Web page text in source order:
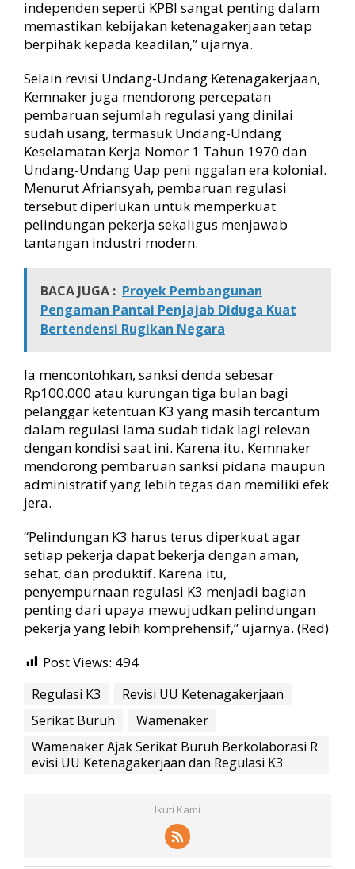
independen seperti KPBI sangat penting dalam
memastikan kebijakan ketenagakerjaan tetap
berpihak kepada keadilan,” ujarnya.
Selain revisi Undang-Undang Ketenagakerjaan,
Kemnaker juga mendorong percepatan
pembaruan sejumlah regulasi yang dinilai
sudah usang, termasuk Undang-Undang
Keselamatan Kerja Nomor 1 Tahun 1970 dan
Undang-Undang Uap peni nggalan era kolonial.
Menurut Afriansyah, pembaruan regulasi
tersebut diperlukan untuk memperkuat
pelindungan pekerja sekaligus menjawab
tantangan industri modern.
BACA JUGA : Proyek Pembangunan
Pengaman Pantai Penjajab Diduga Kuat
Bertendensi Rugikan Negara
Ia mencontohkan, sanksi denda sebesar
Rp100.000 atau kurungan tiga bulan bagi
pelanggar ketentuan K3 yang masih tercantum
dalam regulasi lama sudah tidak lagi relevan
dengan kondisi saat ini. Karena itu, Kemnaker
mendorong pembaruan sanksi pidana maupun
administratif yang lebih tegas dan memiliki efek
jera.
“Pelindungan K3 harus terus diperkuat agar
setiap pekerja dapat bekerja dengan aman,
sehat, dan produktif. Karena itu,
penyempurnaan regulasi K3 menjadi bagian
penting dari upaya mewujudkan pelindungan
pekerja yang lebih komprehensif,” ujarnya. (Red)
Post Views: 494
Regulasi K3
Revisi UU Ketenagakerjaan
Serikat Buruh
Wamenaker
Wamenaker Ajak Serikat Buruh Berkolaborasi R
evisi UU Ketenagakerjaan dan Regulasi K3
Ikuti Kami